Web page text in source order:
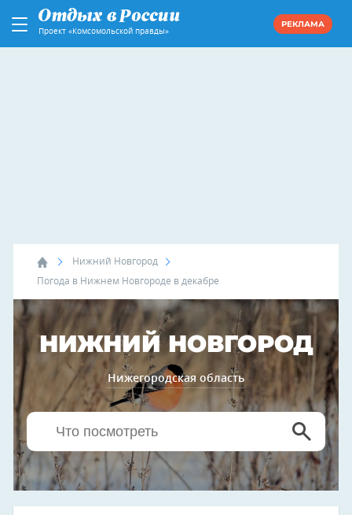
Проект «Комсомольской правды»
РЕКЛАМА
Нижний Новгород
Погода в Нижнем Новгороде в декабре
НИЖНИЙ НОВГОРОД
Нижегородская область